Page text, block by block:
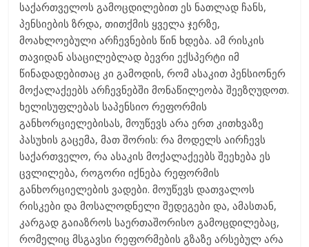
საქართველოს გამოცდილებით ეს ნათლად ჩანს,
პენსიების ზრდა, თითქმის ყველა ჯერზე,
მოახლოებული არჩევნების წინ ხდება. ამ რისკის
თავიდან ასაცილებლად ბევრი ექსპერტი იმ
წინადადებითაც კი გამოდის, რომ ასაკით პენსიონერ
მოქალაქეებს არჩევნებში მონაწილეობა შეეზღუდოთ.
ხელისუფლებას საპენსიო რეფორმის
განხორციელებისას, მოუწევს არა ერთ კითხვაზე
პასუხის გაცემა, მათ შორის: რა მოდელს აირჩევს
საქართველო, რა ასაკის მოქალაქეებს შეეხება ეს
ცვლილება, როგორი იქნება რეფორმის
განხორციელების ვადები. მოუწევს დათვალოს
რისკები და მოსალოდნელი შედეგები და, ამასთან,
კარგად გაიაზროს საერთაშორისო გამოცდილებაც,
რომელიც მსგავსი რეფორმების გზაზე არსებულ არა